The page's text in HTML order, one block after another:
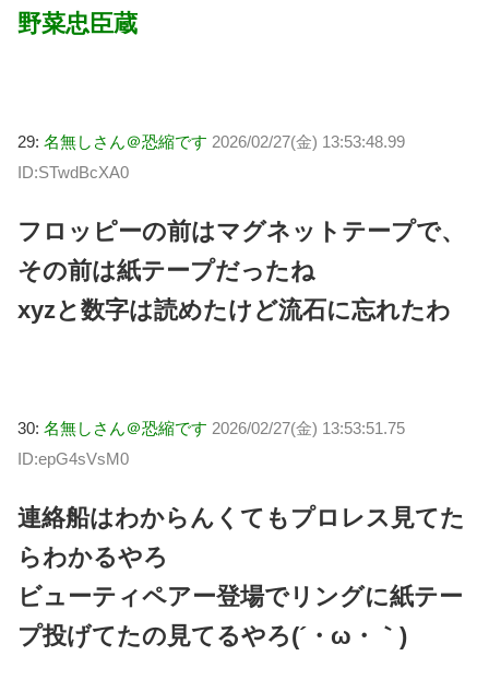
野菜忠臣蔵
29: 名無しさん＠恐縮です 2026/02/27(金) 13:53:48.99
ID:STwdBcXA0
フロッピーの前はマグネットテープで、
その前は紙テープだったね
xyzと数字は読めたけど流石に忘れたわ
30: 名無しさん＠恐縮です 2026/02/27(金) 13:53:51.75
ID:epG4sVsM0
連絡船はわからんくてもプロレス見てた
らわかるやろ
ビューティペアー登場でリングに紙テー
プ投げてたの見てるやろ(´・ω・｀)